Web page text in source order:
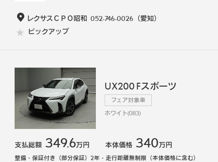
レクサスＣＰＯ昭和 052-746-0026（愛知）
ピックアップ
UX200 Fスポーツ
フェア対象車
ホワイト(083)
支払総額 349.6万円 本体価格 340万円
整備・保証付き（部分保証）2年・走行距離無制限（本体価格に含む）